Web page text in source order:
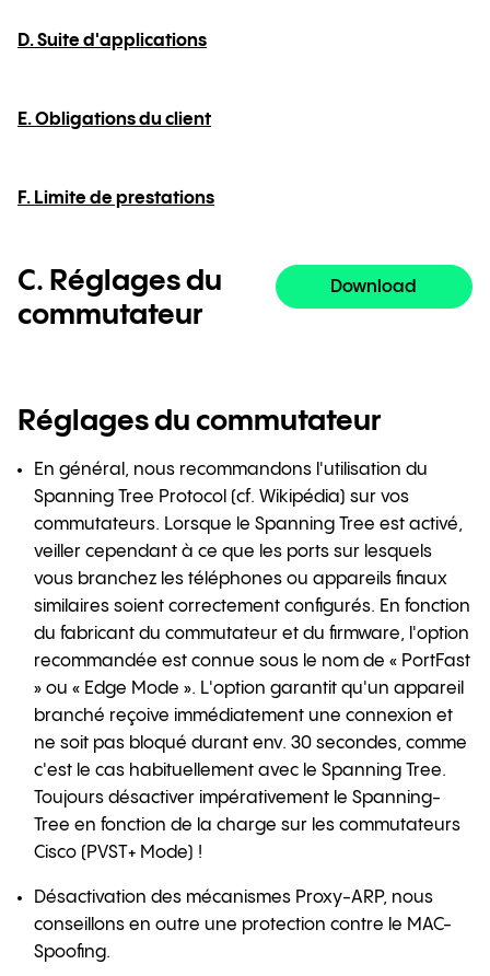
D. Suite d'applications
E. Obligations du client
F. Limite de prestations
C. Réglages du
commutateur
Download
Réglages du commutateur
En général, nous recommandons l'utilisation du
Spanning Tree Protocol (cf. Wikipédia) sur vos
commutateurs. Lorsque le Spanning Tree est activé,
veiller cependant à ce que les ports sur lesquels
vous branchez les téléphones ou appareils finaux
similaires soient correctement configurés. En fonction
du fabricant du commutateur et du firmware, l'option
recommandée est connue sous le nom de « PortFast
» ou « Edge Mode ». L'option garantit qu'un appareil
branché reçoive immédiatement une connexion et
ne soit pas bloqué durant env. 30 secondes, comme
c'est le cas habituellement avec le Spanning Tree.
Toujours désactiver impérativement le Spanning-
Tree en fonction de la charge sur les commutateurs
Cisco (PVST+ Mode) !
Désactivation des mécanismes Proxy-ARP, nous
conseillons en outre une protection contre le MAC-
Spoofing.